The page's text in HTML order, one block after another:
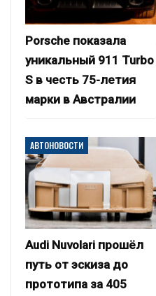
Porsche показала
уникальный 911 Turbo
S в честь 75-летия
марки в Австралии
АВТОНОВОСТИ
Audi Nuvolari прошёл
путь от эскиза до
прототипа за 405